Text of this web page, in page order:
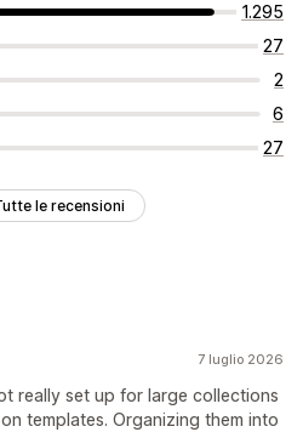
1.295
27
2
6
27
le recensioni
7 luglio 2026
really set up for large collections
templates. Organizing them into